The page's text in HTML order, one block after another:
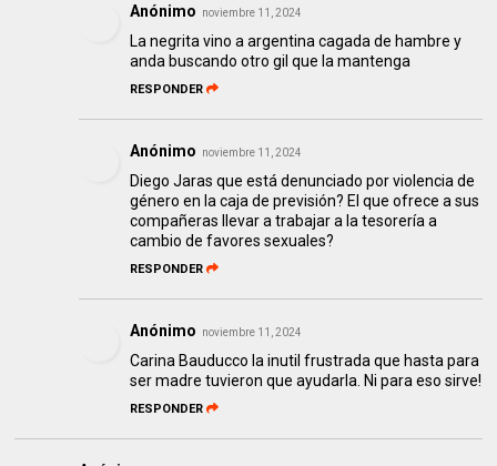
Anónimo noviembre 11, 2024
La negrita vino a argentina cagada de hambre y
anda buscando otro gil que la mantenga
RESPONDER
Anónimo noviembre 11, 2024
Diego Jaras que está denunciado por violencia de
género en la caja de previsión? El que ofrece a sus
compañeras llevar a trabajar a la tesorería a
cambio de favores sexuales?
RESPONDER
Anónimo noviembre 11, 2024
Carina Bauducco la inutil frustrada que hasta para
ser madre tuvieron que ayudarla. Ni para eso sirve!
RESPONDER